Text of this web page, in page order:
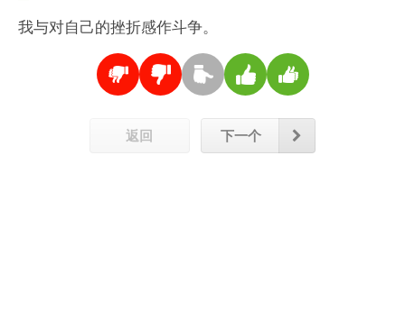
我与对自己的挫折感作斗争。
返回 下一个